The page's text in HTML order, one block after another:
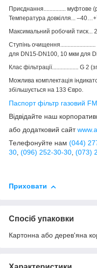
Приєднання............... муфтове
Температура довкілля...
Максимальний робочий тиск...
Ступінь
для DN15-DN100, 10 мкм для
Клас фільтрації.................. G 2
Можлива комплектація
збільшується на 133 Євро.
Паспорт фільтр газовий
Відвідайте наш
або додатковий сайт
Телефонуйте нам (044)
30, (096) 252-30-30, (073)
Приховати
Спосіб упаковки
Картонна або дерев'яна